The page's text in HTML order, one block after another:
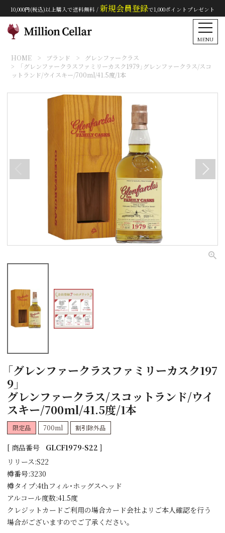
10,000円(税込)以上購入で送料無料 / 新規会員登録で1,000ポイントプレゼント
MENU
HOME ブランド
グレンファークラス
「グレンファークラスファミリーカスク1979」グレンファークラス/スコ
ットランド/ウイスキー/700ml/41.5度/1本
「グレンファークラスファミリーカスク197
9」
グレンファークラス/スコットランド/ウイ
スキー/700ml/41.5度/1本
限定品 700ml 割引除外品
商品番号
GLCF1979-S22
リリース:S22
樽番号:3230
樽タイプ:4thフィル・ホッグスヘッド
アルコール度数:41.5度
クレジットカードご利用の場合カード会社よリご本人確認を行う
場合がございますのでご了承ください｡